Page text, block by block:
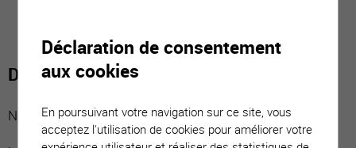
Distribution du bien
Niveau inférieur, deux espaces distincts :
Déclaration de consentement
aux cookies
En poursuivant votre navigation sur ce site, vous
acceptez l'utilisation de cookies pour améliorer votre